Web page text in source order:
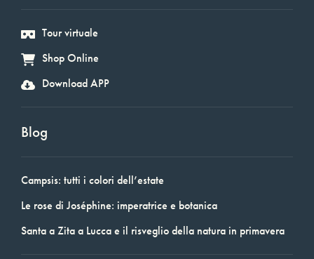
Tour virtuale
Shop Online
Download APP
Blog
Campsis: tutti i colori dell’estate
Le rose di Joséphine: imperatrice e botanica
Santa a Zita a Lucca e il risveglio della natura in primavera